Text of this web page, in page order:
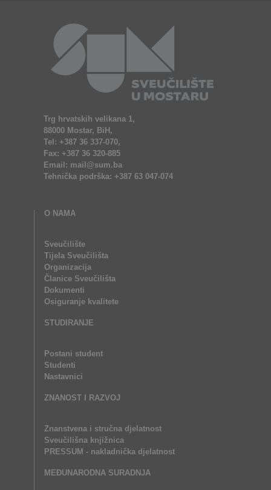
Trg hrvatskih velikana 1,
88000 Mostar, BiH,
Tel: +387 36 337-070,
Fax: +387 36 320-885
Email: mail@sum.ba
Tehnička podrška: +387 63 047-074
O NAMA
Sveučilište
Tijela Sveučilišta
Organizacija
Članice Sveučilišta
Dokumenti
Osiguranje kvalitete
STUDIRANJE
Postani student
Studenti
Nastavnici
ZNANOST I RAZVOJ
Znanstvena i stručna djelatnost
Sveučilišna knjižnica
PRESSUM - nakladnička djelatnost
MEĐUNARODNA SURADNJA